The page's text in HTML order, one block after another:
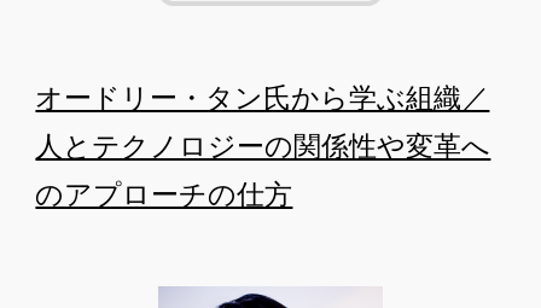
オードリー・タン氏から学ぶ組織／
人とテクノロジーの関係性や変革へ
のアプローチの仕方